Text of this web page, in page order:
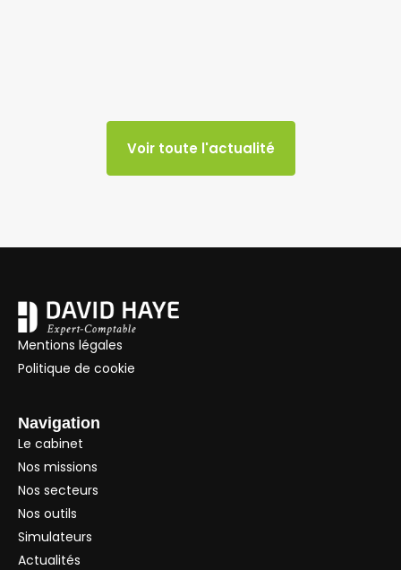
Voir toute l'actualité
Mentions légales
Politique de cookie
Navigation
Le cabinet
Nos missions
Nos secteurs
Nos outils
Simulateurs
Actualités